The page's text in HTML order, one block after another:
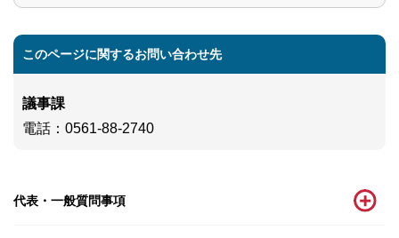
このページに関するお問い合わせ先
議事課
電話 ：0561-88-2740
代表・一般質問事項